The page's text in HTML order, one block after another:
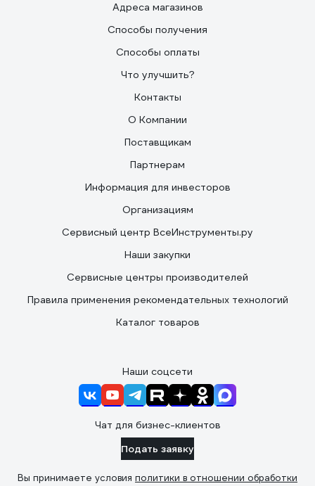
Адреса магазинов
Способы получения
Способы оплаты
Что улучшить?
Контакты
О Компании
Поставщикам
Партнерам
Информация для инвесторов
Организациям
Сервисный центр ВсеИнструменты.ру
Наши закупки
Сервисные центры производителей
Правила применения рекомендательных технологий
Каталог товаров
Наши соцсети
Чат для бизнес-клиентов
Подать заявку
Вы принимаете условия политики в отношении обработки